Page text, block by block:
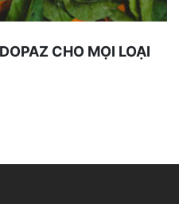
CHO MỌI LOẠI